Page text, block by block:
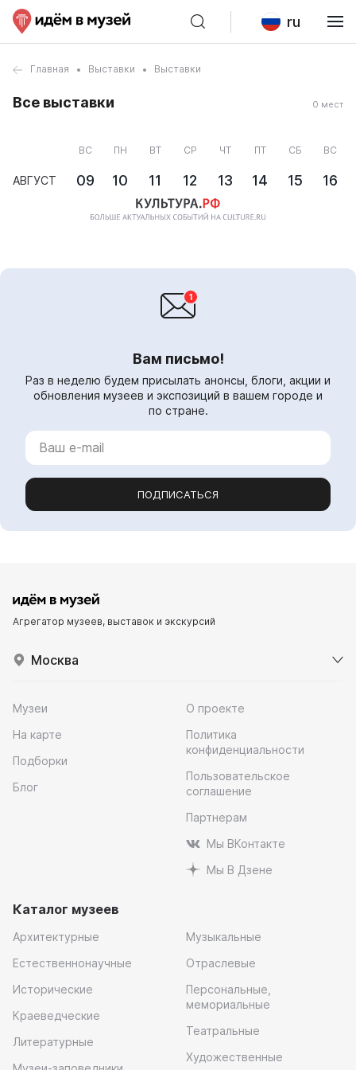
ru
Главная Выставки Выставки
Все выставки 0 мест
АВГУСТ
ВС
09
ПН
10
ВТ
11
СР
12
ЧТ
13
ПТ
14
СБ
15
ВС
16
Вам письмо!
Раз в неделю будем присылать анонсы, блоги, акции и
обновления музеев и экспозиций в вашем городе и
по стране.
ПОДПИСАТЬСЯ
Агрегатор музеев, выставок и экскурсий
Москва
Музеи
На карте
Подборки
Блог
О проекте
Политика
конфиденциальности
Пользовательское
соглашение
Партнерам
Мы ВКонтакте
Мы В Дзене
Каталог музеев
Архитектурные
Естественнонаучные
Исторические
Краеведческие
Литературные
Музыкальные
Отраслевые
Персональные,
мемориальные
Театральные
Художественные